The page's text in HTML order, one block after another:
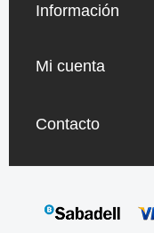
Información
Mi cuenta
Contacto